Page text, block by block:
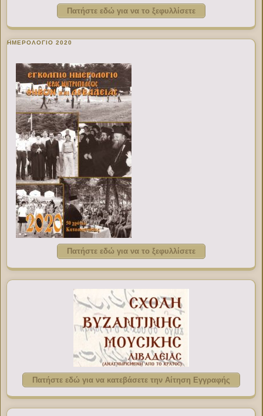
Πατήστε εδώ για να το ξεφυλλίσετε
ΗΜΕΡΟΛΟΓΙΟ 2020
Πατήστε εδώ για να το ξεφυλλίσετε
Πατήστε εδώ για να κατεβάσετε την Αίτηση Εγγραφής